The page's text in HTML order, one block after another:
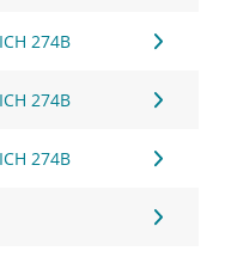
274B
274B
274B